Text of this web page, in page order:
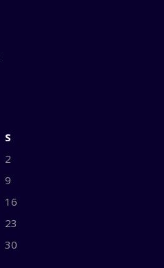
S
2
9
16
23
30